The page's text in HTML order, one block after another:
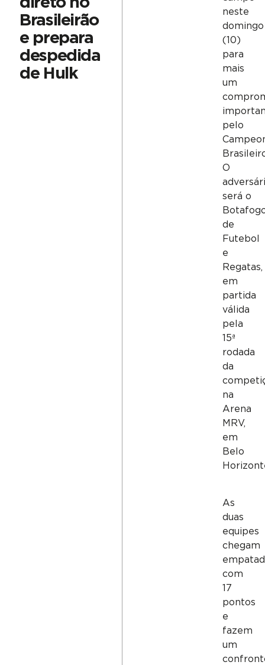
Brasileirão
e prepara
despedida
de Hulk
neste
domingo
(10)
para
mais
um
pelo
O
será o
de
Futebol
e
Regatas,
em
partida
válida
pela
15ª
rodada
da
na
Arena
MRV,
em
Belo
As
duas
equipes
chegam
com
17
pontos
e
fazem
um